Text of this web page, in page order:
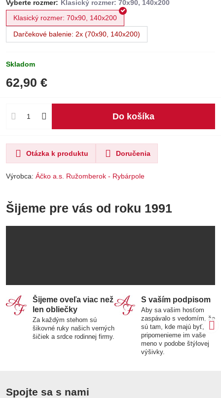
Vyberte rozmer:
Klasický rozmer: 70x90, 140x200
Darčekové balenie: 2x (70x90, 140x200)
Skladom
62,90 €
Do košíka
Otázka k produktu Doručenia
Výrobca: Áčko a.s. Ružomberok - Rybárpole
Šijeme pre vás od roku 1991
Šijeme oveľa viac než
len obliečky
Za každým stehom sú
šikovné ruky našich verných
šičiek a srdce rodinnej firmy.
S vaším podpisom
Aby sa vašim hosťom
zaspávalo s vedomím, že
sú tam, kde majú byť,
pripomenieme im vaše
meno v podobe štýlovej
výšivky.
Spojte sa s nami